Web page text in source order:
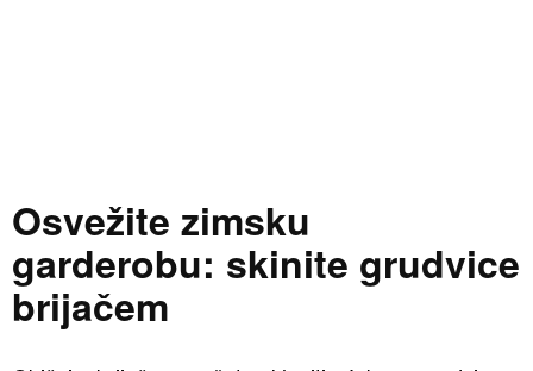
Osvežite zimsku
garderobu: skinite grudvice
brijačem